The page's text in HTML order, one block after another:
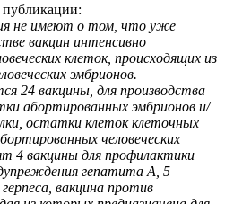
публикации:
не имеют о том, что уже
вакцин интенсивно
клеток, происходящих из
эмбрионов.
24 вакцины, для производства
абортированных эмбрионов и/
остатки клеток клеточных
человеческих
4 вакцины для профилактики
гепатита А, 5 —
вакцина против